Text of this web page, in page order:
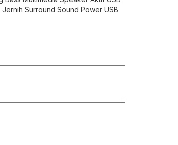
Surround Sound Power USB